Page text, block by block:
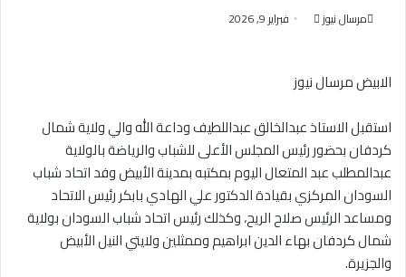
مرسال نيوز
أرسل فبراير 9, 2026
الابيض مرسال نيوز
استقبل الاستاذ عبدالخالق عبداللطيف وداعة الله والي ولاية شمال
كردفان بحضور رئيس المجلس الأعلى للشباب والرياضة بالولاية
عبدالمطلب عبد المتعال اليوم بمكتبه بمدينة الأبيض وفد اتحاد شباب
السودان المركزي بقيادة الدكتور علي الهادي بابكر رئيس الاتحاد
ومساعد الرئيس صلاح الريح، وكذلك رئيس اتحاد شباب السودان بولاية
شمال كردفان بهاء الدين ابراهيم وممثلين ولايتي النيل الأبيض
والجزيرة.